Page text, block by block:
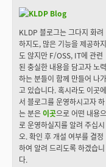
KLDP 블로그는 그다지 화려
하지도, 많은 기능을 제공하지
도 않지만 F/OSS, IT에 관련
된 충실한 내용을 담고자 노력
하는 분들이 함께 만들어 나가
고 있습니다. 혹시라도 이곳에
서 블로그를 운영하시고자 하
는 분은이곳으로 어떤 내용으
로 운영하실지를 알려 주십시
오. 확인 후 개설 여부를 결정
하여 알려 드리도록 하겠습니
다.